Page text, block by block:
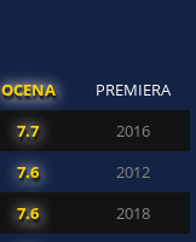
OCENA PREMIERA
7.7 2016
7.6 2012
7.6 2018